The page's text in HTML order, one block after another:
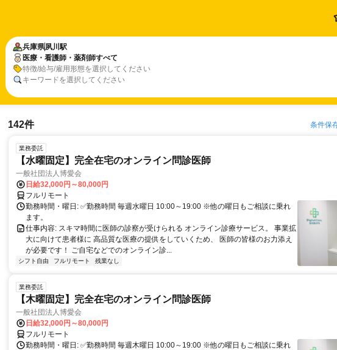
兵庫県夙川駅
医療・看護師・薬剤師すべて
特徴/給与/雇用形態を選択してください
キーワードを選択してください
142件 条件保
業務委託
【水曜固定】完全在宅のオンライン問診医師
一般社団法人博愛会
日給32,000円～80,000円
フルリモート
勤務時間・曜日: ✅勤務時間 毎週水曜日 10:00～19:00 ※他の曜日もご相談に乗れ
ます。
仕事内容: スキマ時間に医師の診察が受けられる オンライン診療サービス。 事業拡
大に向けて患者様に 高品質な医療の提供をしていくため、 医師の皆様のお力添え
が必要です！ ご自宅などでのオンライン診...
シフト自由 フルリモート 残業なし
業務委託
【木曜固定】完全在宅のオンライン問診医師
一般社団法人博愛会
日給32,000円～80,000円
フルリモート
勤務時間・曜日: ✅勤務時間 毎週木曜日 10:00～19:00 ※他の曜日もご相談に乗れ